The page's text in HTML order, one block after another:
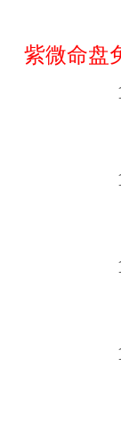
紫微命盘